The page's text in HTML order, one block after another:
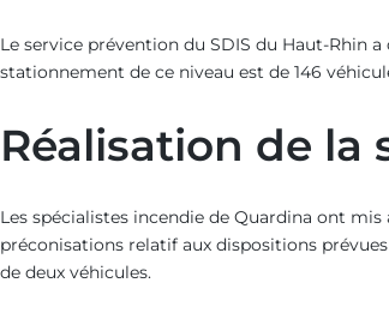
Le service prévention du SDIS du Haut-Rhin
stationnement de ce niveau est de 146
Réalisation de la
Les spécialistes incendie de Quardina ont
préconisations relatif aux dispositions
de deux véhicules.